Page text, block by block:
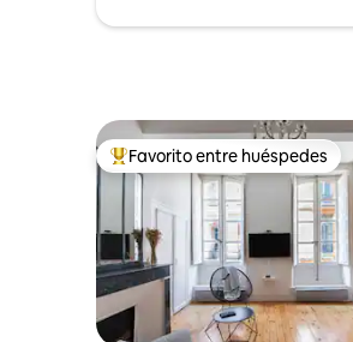
De los mejores en Favorito
Favorito entre huéspedes